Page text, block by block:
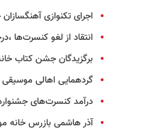
اجرای تکنوازی
انتقاد از لغو کنسر‌ت‌ها
برگزیدگان جشن کتاب
گردهمایی اهالی
درآمد کنسرت‌های
آذر هاشمی بازرس خانه